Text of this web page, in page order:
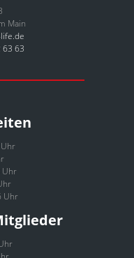
Main
63 63
Uhr
Uhr